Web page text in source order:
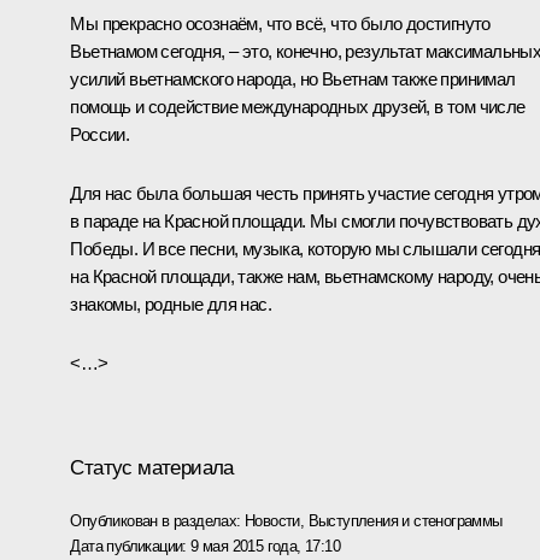
Мы прекрасно осознаём, что всё, что было достигнуто
Вьетнамом сегодня, – это, конечно, результат
усилий вьетнамского народа, но Вьетнам также принимал
помощь и содействие международных друзей, в том числе
России.
Для нас была большая честь принять участие сегодня
в параде на Красной площади. Мы смогли почувствовать
Победы. И все песни, музыка, которую мы слышали сегодня
на Красной площади, также нам, вьетнамскому народу,
знакомы, родные для нас.
<…>
Статус материала
Опубликован в разделах: Новости, Выступления и стенограммы
Дата публикации:9 мая 2015 года, 17:10